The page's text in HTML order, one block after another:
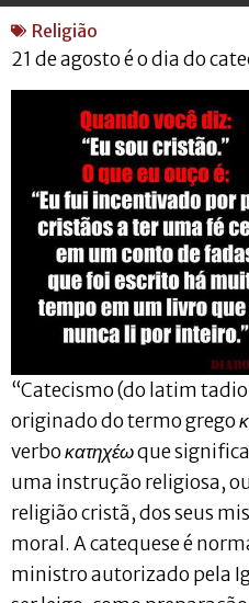
Religião
21 de agosto é o dia do
“Catecismo (do latim tadio
originado do termo grego
verboκατηχέωque
uma instrução religiosa,
religião cristã, dos seus
moral. A catequese é
ministro autorizado pela